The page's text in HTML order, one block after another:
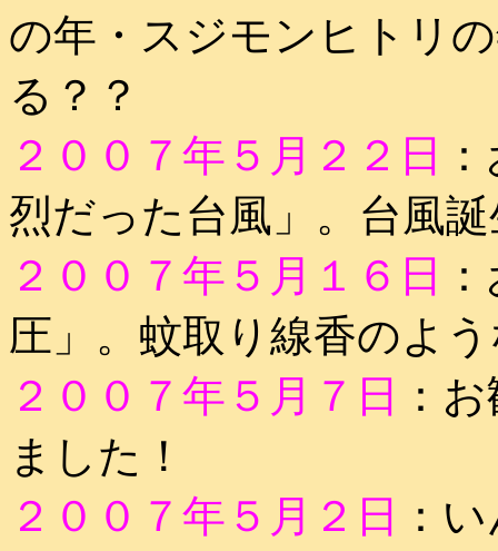
の年・スジモンヒトリ
る？？
２００７年５月２２日
烈だった台風」。台風
２００７年５月１６日
圧」。蚊取り線香のよ
２００７年５月７日
：
ました！
２００７年５月２日
：